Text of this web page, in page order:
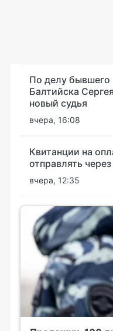
По делу бывшего
Балтийска
новый судья
вчера, 16:08
Квитанции на
отправлять
вчера, 12:35